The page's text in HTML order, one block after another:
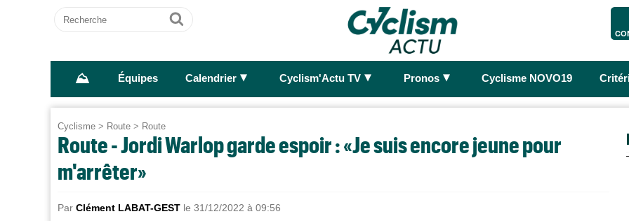
Recherche
Ok
⛰ Équipes Calendrier ► Cyclism'Actu TV ► Pronos ► Cyclisme NOVO19
Cyclisme > Route > Route
Route - Jordi Warlop garde espoir : «Je suis encore jeune pour
m'arrêter»
Par Clément LABAT-GEST le 31/12/2022 à 09:56